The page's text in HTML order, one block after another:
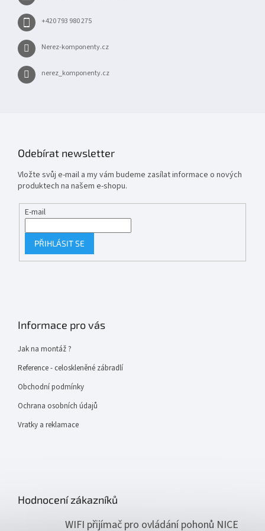
+420 793 980 275
Nerez-komponenty.cz
nerez_komponenty.cz
Odebírat newsletter
Vložte svůj e-mail a my vám budeme zasílat informace o nových
produktech na našem e-shopu.
E-mail
PŘIHLÁSIT SE
Informace pro vás
Jak na montáž ?
Reference - celoskleněné zábradlí
Obchodní podmínky
Ochrana osobních údajů
Vratky a reklamace
Hodnocení zákazníků
WIFI přijímač pro ovládání pohonů NICE